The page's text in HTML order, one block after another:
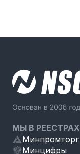
МЫ В РЕЕСТРАХ
Минпромторг
Минцифры